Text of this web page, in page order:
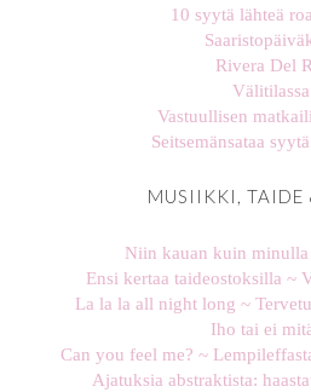
10 syytä lähteä
Rivera Del
Välitilassa
Vastuullisen
Seitsemänsataa
MUSIIKKI, TAIDE
Niin kauan kuin
Ensi kertaa taideostoksilla ~
La la la all night long ~
Iho tai ei
Can you feel me? ~
Ajatuksia abstraktista: